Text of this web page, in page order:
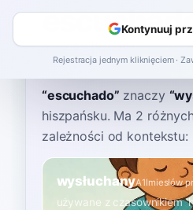
es-coo-CHAH-doh
“escuchado” znaczy “
hiszpańsku. Ma 2
zależności od kontekstu:
wysłuchanyA1Imiesłów
używane z czasownikiem
Kontynuuj
Rejestracja jednym kliknięciem ·